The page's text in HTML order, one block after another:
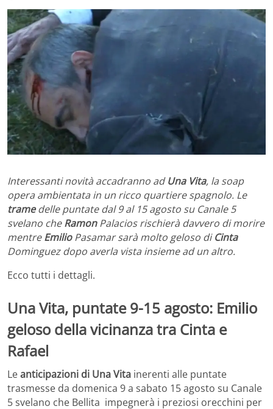
Interessanti novità accadranno adUna Vita, la soap
opera ambientata in un ricco quartiere spagnolo. Le
tramedelle puntate dal 9 al 15 agosto su Canale 5
svelano cheRamonPalacios rischierà davvero di morire
mentreEmilioPasamar sarà molto geloso diCinta
Dominguez dopo averla vista insieme ad un altro.
Ecco tutti i dettagli.
Una Vita, puntate 9-15 agosto: Emilio
geloso della vicinanza tra Cinta e
Rafael
Leanticipazioni di Una Vita inerenti alle puntate
trasmesse da domenica 9 a sabato 15 agosto su Canale
5 svelano che Bellita impegnerà i preziosi orecchini per